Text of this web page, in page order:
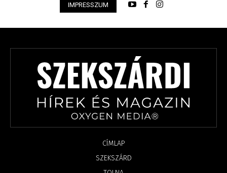
IMPRESSZUM
CÍMLAP
SZEKSZÁRD